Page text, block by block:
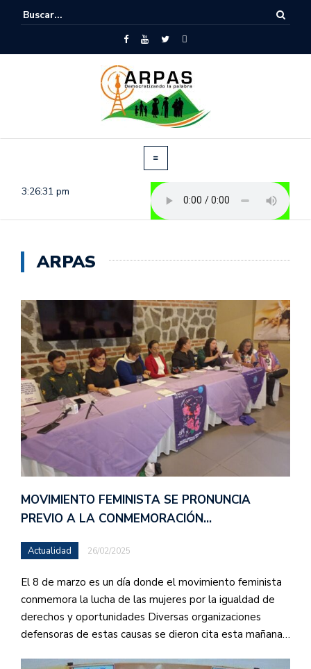
3:26:32 pm
ARPAS
MOVIMIENTO FEMINISTA SE PRONUNCIA
PREVIO A LA CONMEMORACIÓN…
Actualidad 26/02/2025
El 8 de marzo es un día donde el movimiento feminista
conmemora la lucha de las mujeres por la igualdad de
derechos y oportunidades Diversas organizaciones
defensoras de estas causas se dieron cita esta mañana…